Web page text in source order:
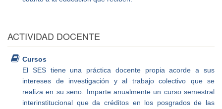
ACTIVIDAD DOCENTE
Cursos
El SES tiene una práctica docente propia acorde a sus
intereses de investigación y al trabajo colectivo que se
realiza en su seno. Imparte anualmente un curso semestral
interinstitucional que da créditos en los posgrados de las